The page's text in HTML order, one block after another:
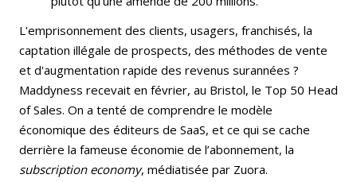
L'emprisonnement des clients, usagers, franchisés, la
captation illégale de prospects, des méthodes de vente
et d'augmentation rapide des revenus surannées ?
Maddyness recevait en février, au Bristol, le Top 50 Head
of Sales. On a tenté de comprendre le modèle
économique des éditeurs de SaaS, et ce qui se cache
derrière la fameuse économie de l’abonnement, la
subscription economy, médiatisée par Zuora.